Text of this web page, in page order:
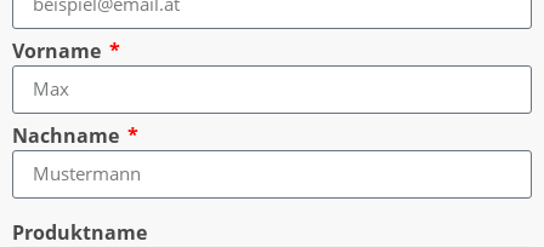
Vorname
Nachname
Produktname